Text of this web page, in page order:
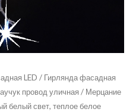
LED / Гирлянда фасадная
провод уличная / Мерцание
белый свет, теплое белое